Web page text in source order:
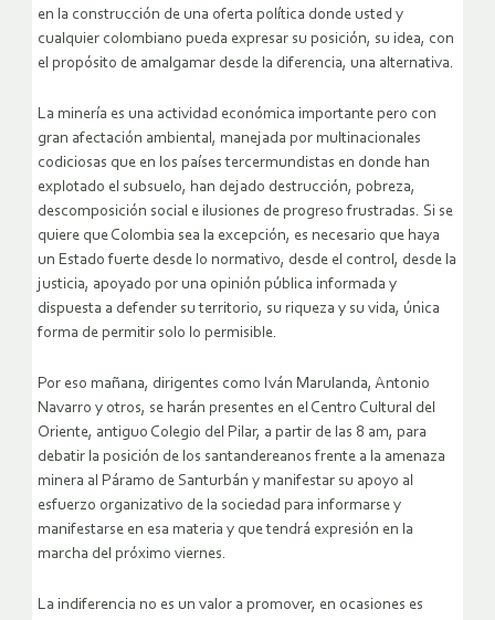
en la construcción de una oferta política donde usted y
cualquier colombiano pueda expresar su posición, su idea, con
el propósito de amalgamar desde la diferencia, una alternativa.
La minería es una actividad económica importante pero con
gran afectación ambiental, manejada por multinacionales
codiciosas que en los países tercermundistas en donde han
explotado el subsuelo, han dejado destrucción, pobreza,
descomposición social e ilusiones de progreso frustradas. Si se
quiere que Colombia sea la excepción, es necesario que haya
un Estado fuerte desde lo normativo, desde el control, desde la
justicia, apoyado por una opinión pública informada y
dispuesta a defender su territorio, su riqueza y su vida, única
forma de permitir solo lo permisible.
Por eso mañana, dirigentes como Iván Marulanda, Antonio
Navarro y otros, se harán presentes en el Centro Cultural del
Oriente, antiguo Colegio del Pilar, a partir de las 8 am, para
debatir la posición de los santandereanos frente a la amenaza
minera al Páramo de Santurbán y manifestar su apoyo al
esfuerzo organizativo de la sociedad para informarse y
manifestarse en esa materia y que tendrá expresión en la
marcha del próximo viernes.
La indiferencia no es un valor a promover, en ocasiones es